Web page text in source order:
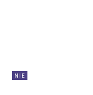
NIE